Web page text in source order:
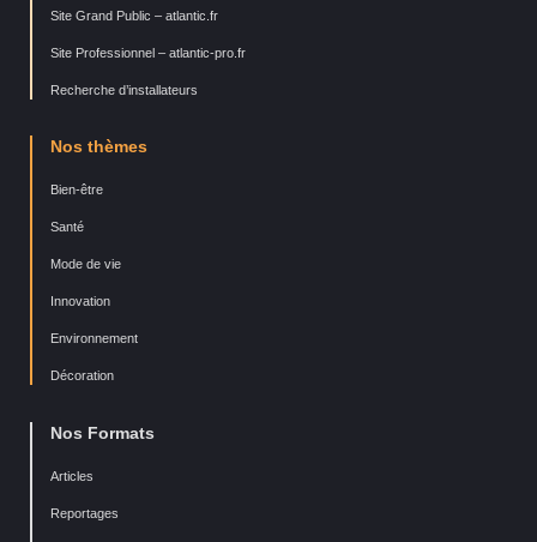
Site Grand Public – atlantic.fr
Site Professionnel – atlantic-pro.fr
Recherche d’installateurs
Nos thèmes
Bien-être
Santé
Mode de vie
Innovation
Environnement
Décoration
Nos Formats
Articles
Reportages